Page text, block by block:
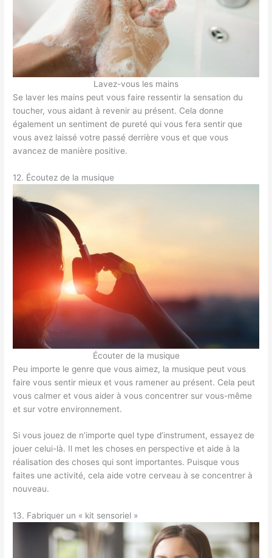
Lavez-vous les mains
Se laver les mains peut vous faire ressentir la sensation du
toucher, vous aidant à revenir au présent. Cela donne
également un sentiment de pureté qui vous fera sentir que
vous avez laissé votre passé derrière vous et que vous
avancez de manière positive.
12. Écoutez de la musique
Écouter de la musique
Peu importe le genre que vous aimez, la musique peut vous
faire vous sentir mieux et vous ramener au présent. Cela peut
vous calmer et vous aider à vous concentrer sur vous-même
et sur votre environnement.
Si vous jouez de n’importe quel type d’instrument, essayez de
jouer celui-là. Il met les choses en perspective et aide à la
réalisation des choses qui sont importantes. Puisque vous
faites une activité, cela aide votre cerveau à se concentrer à
nouveau.
13. Fabriquer un « kit sensoriel »